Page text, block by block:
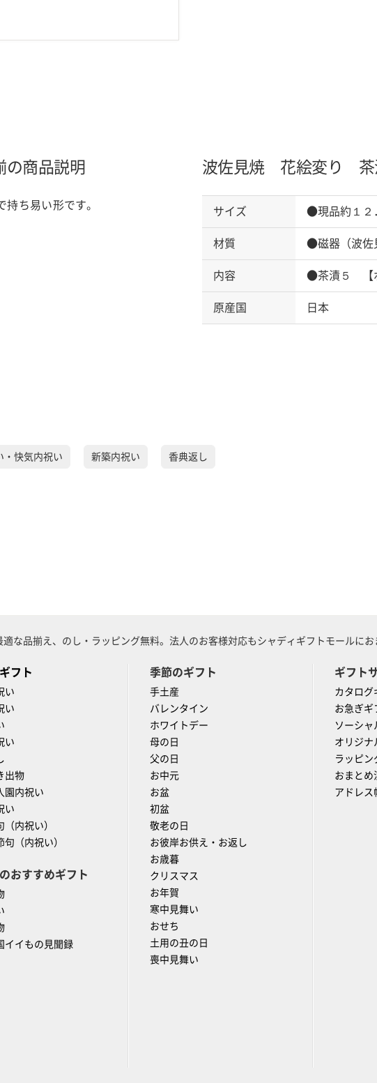
商品説明
ち易い形です。
波佐見焼 花絵変り 茶
サイズ ●現品約１２
材質 ●磁器（波佐
内容 ●茶漬５ 【
原産国 日本
・快気内祝い 新築内祝い 香典返し
な品揃え、のし・ラッピング無料。法人のお客様対応もシャディギフトモールに
フト
い
い
い
出物
園内祝い
い
（内祝い）
句（内祝い）
おすすめギフト
イイもの見聞録
季節のギフト
手土産
バレンタイン
ホワイトデー
母の日
父の日
お中元
お盆
初盆
敬老の日
お彼岸お供え・お返し
お歳暮
クリスマス
お年賀
寒中見舞い
おせち
土用の丑の日
喪中見舞い
ギフト
カタログ
お急ぎギ
ソーシャ
オリジナ
ラッピン
おまとめ
アドレス